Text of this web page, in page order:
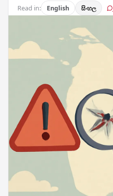
Read in: English සිංහල